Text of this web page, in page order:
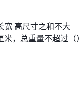
宽 高尺寸之和不大
，总重量不超过（